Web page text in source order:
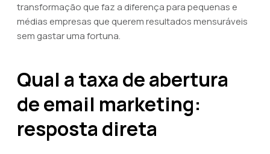
transformação que faz a diferença para pequenas e
médias empresas que querem resultados mensuráveis
sem gastar uma fortuna.
Qual a taxa de abertura
de email marketing:
resposta direta